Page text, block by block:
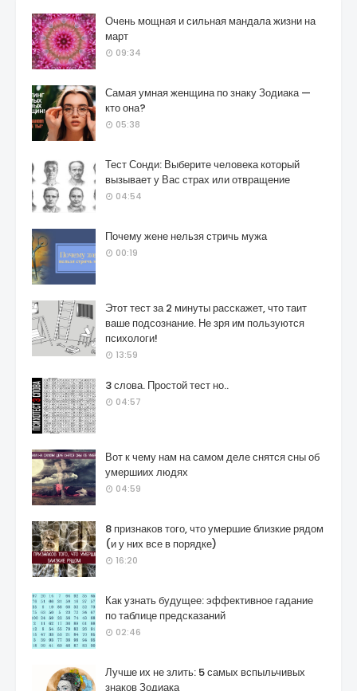
Очень мощная и сильная мандала жизни на
март
09:34
Самая умная женщина по знаку Зодиака —
кто она?
05:38
Тест Сонди: Выберите человека который
вызывает у Вас страх или отвращение
04:54
Почему жене нельзя стричь мужа
00:19
Этот тест за 2 минуты расскажет, что таит
ваше подсознание. Не зря им пользуются
психологи!
13:59
3 слова. Простой тест но..
04:57
Вот к чему нам на самом деле снятся сны об
умершиих людях
04:59
8 признаков того, что умершие близкие рядом
(и у них все в порядке)
16:20
Как узнать будущее: эффективное гадание
по таблице предсказаний
02:46
Лучше их не злить: 5 самых вспыльчивых
знаков Зодиака